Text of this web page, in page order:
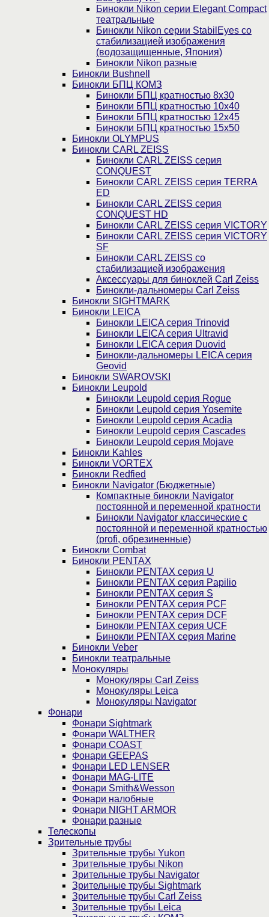
Бинокли Nikon серии Elegant Compact
театральные
Бинокли Nikon серии StabilEyes со
стабилизацией изображения
(водозащищенные, Япония)
Бинокли Nikon разные
Бинокли Bushnell
Бинокли БПЦ КОМЗ
Бинокли БПЦ кратностью 8х30
Бинокли БПЦ кратностью 10х40
Бинокли БПЦ кратностью 12х45
Бинокли БПЦ кратностью 15х50
Бинокли OLYMPUS
Бинокли CARL ZEISS
Бинокли CARL ZEISS серия
CONQUEST
Бинокли CARL ZEISS серия TERRA
ED
Бинокли CARL ZEISS серия
CONQUEST HD
Бинокли CARL ZEISS серия VICTORY
Бинокли CARL ZEISS серия VICTORY
SF
Бинокли CARL ZEISS со
стабилизацией изображения
Аксессуары для биноклей Carl Zeiss
Бинокли-дальномеры Carl Zeiss
Бинокли SIGHTMARK
Бинокли LEICA
Бинокли LEICA серия Trinovid
Бинокли LEICA серия Ultravid
Бинокли LEICA серия Duovid
Бинокли-дальномеры LEICA серия
Geovid
Бинокли SWAROVSKI
Бинокли Leupold
Бинокли Leupold серия Rogue
Бинокли Leupold серия Yosemite
Бинокли Leupold серия Acadia
Бинокли Leupold серия Cascades
Бинокли Leupold серия Mojave
Бинокли Kahles
Бинокли VORTEX
Бинокли Redfied
Бинокли Navigator (Бюджетные)
Компактные бинокли Navigator
постоянной и переменной кратности
Бинокли Navigator классические с
постоянной и переменной кратностью
(profi, обрезиненные)
Бинокли Combat
Бинокли PENTAX
Бинокли PENTAX серия U
Бинокли PENTAX серия Papilio
Бинокли PENTAX серия S
Бинокли PENTAX серия PCF
Бинокли PENTAX серия DCF
Бинокли PENTAX серия UCF
Бинокли PENTAX серия Marine
Бинокли Veber
Бинокли театральные
Монокуляры
Монокуляры Carl Zeiss
Монокуляры Leica
Монокуляры Navigator
Фонари
Фонари Sightmark
Фонари WALTHER
Фонари COAST
Фонари GEEPAS
Фонари LED LENSER
Фонари MAG-LITE
Фонари Smith&Wesson
Фонари налобные
Фонари NIGHT ARMOR
Фонари разные
Телескопы
Зрительные трубы
Зрительные трубы Yukon
Зрительные трубы Nikon
Зрительные трубы Navigator
Зрительные трубы Sightmark
Зрительные трубы Carl Zeiss
Зрительные трубы Leica